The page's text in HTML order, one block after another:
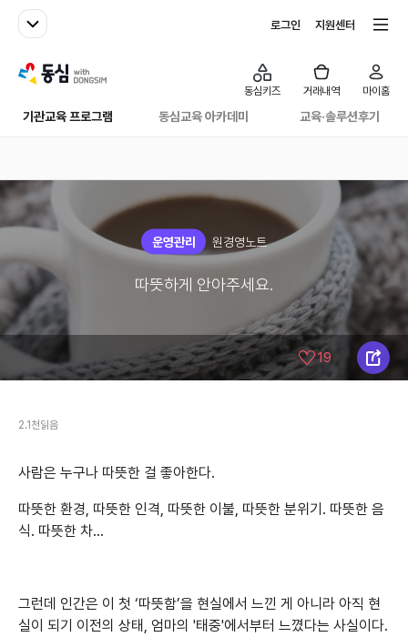
패밀리사이트
로그인 지원센터
with동심
기관교육 프로그램 동심교육 아카데미 교육·솔루션후기
동심키즈 거래내역 마이홈
운영관리 원경영노트
따뜻하게 안아주세요.
19
2.1천읽음
사람은 누구나 따뜻한 걸 좋아한다.
따뜻한 환경, 따뜻한 인격, 따뜻한 이불, 따뜻한 분위기. 따뜻한 음
식. 따뜻한 차...
그런데 인간은 이 첫 ‘따뜻함’을 현실에서 느낀 게 아니라 아직 현
실이 되기 이전의 상태, 엄마의 '태중'에서부터 느꼈다는 사실이다.